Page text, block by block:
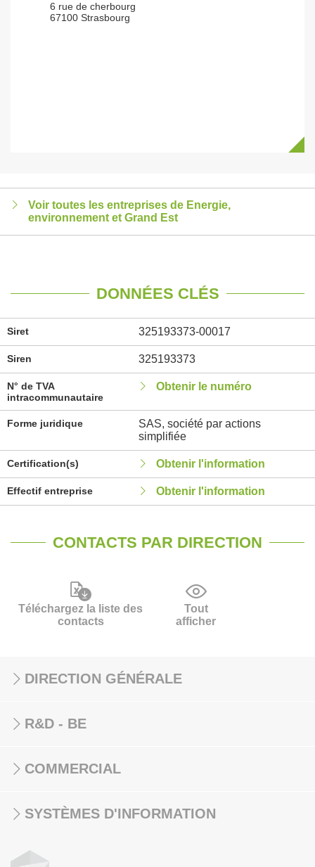
6 rue de cherbourg
67100 Strasbourg
Voir toutes les entreprises de Energie,
environnement et Grand Est
DONNÉES CLÉS
Siret 325193373-00017
Siren 325193373
N° de TVA
intracommunautaire
Obtenir le numéro
Forme juridique
SAS, société par actions
simplifiée
Certification(s) Obtenir l'information
Effectif entreprise Obtenir l'information
CONTACTS PAR DIRECTION
Téléchargez la liste des
contacts
Tout
afficher
DIRECTION GÉNÉRALE
R&D - BE
COMMERCIAL
SYSTÈMES D'INFORMATION